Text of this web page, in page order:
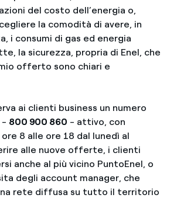
del costo dell’energia o,
la comodità di avere, in
i consumi di gas ed energia
la sicurezza, propria di Enel, che
offerto sono chiari e
ai clienti business un numero
- 800 900 860 - attivo, con
8 alle ore 18 dal lunedì al
alle nuove offerte, i clienti
anche al più vicino PuntoEnel, o
degli account manager, che
rete diffusa su tutto il territorio